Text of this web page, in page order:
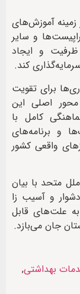
زمینه آموزش‌های
و سایر
و ایجاد
کند.
برای تقویت
محور اصلی این
کامل با
و برنامه‌های
واقعی کشور
متحد با بیان
دشوار و آسیب زا
علت‌های قابل
جان می‌بازد.
بهداشتی,